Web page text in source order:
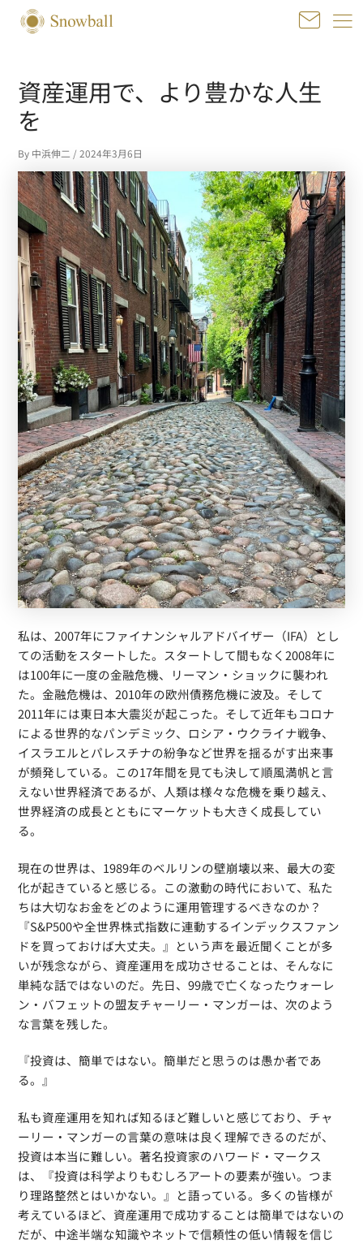
資産運用で、より豊かな人生
を
By 中浜伸二 /2024年3月6日
私は、2007年にファイナンシャルアドバイザー（IFA）とし
ての活動をスタートした。スタートして間もなく2008年に
は100年に一度の金融危機、リーマン・ショックに襲われ
た。金融危機は、2010年の欧州債務危機に波及。そして
2011年には東日本大震災が起こった。そして近年もコロナ
による世界的なパンデミック、ロシア・ウクライナ戦争、
イスラエルとパレスチナの紛争など世界を揺るがす出来事
が頻発している。この17年間を見ても決して順風満帆と言
えない世界経済であるが、人類は様々な危機を乗り越え、
世界経済の成長とともにマーケットも大きく成長してい
る。
現在の世界は、1989年のベルリンの壁崩壊以来、最大の変
化が起きていると感じる。この激動の時代において、私た
ちは大切なお金をどのように運用管理するべきなのか？
『S&P500や全世界株式指数に連動するインデックスファン
ドを買っておけば大丈夫。』という声を最近聞くことが多
いが残念ながら、資産運用を成功させることは、そんなに
単純な話ではないのだ。先日、99歳で亡くなったウォーレ
ン・バフェットの盟友チャーリー・マンガーは、次のよう
な言葉を残した。
『投資は、簡単ではない。簡単だと思うのは愚か者であ
る。』
私も資産運用を知れば知るほど難しいと感じており、チャ
ーリー・マンガーの言葉の意味は良く理解できるのだが、
投資は本当に難しい。著名投資家のハワード・マークス
は、『投資は科学よりもむしろアートの要素が強い。つま
り理路整然とはいかない。』と語っている。多くの皆様が
考えているほど、資産運用で成功することは簡単ではないの
だが、中途半端な知識やネットで信頼性の低い情報を信じ